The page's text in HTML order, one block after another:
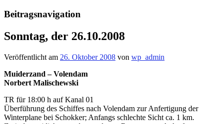
Beitragsnavigation
Sonntag, der 26.10.2008
Veröffentlicht am 26. Oktober 2008 von wp_admin
Muiderzand – Volendam
Norbert Malischewski
TR für 18:00 h auf Kanal 01
Überführung des Schiffes nach Volendam zur Anfertigung der
Winterplane bei Schokker; Anfangs schlechte Sicht ca. 1 km.